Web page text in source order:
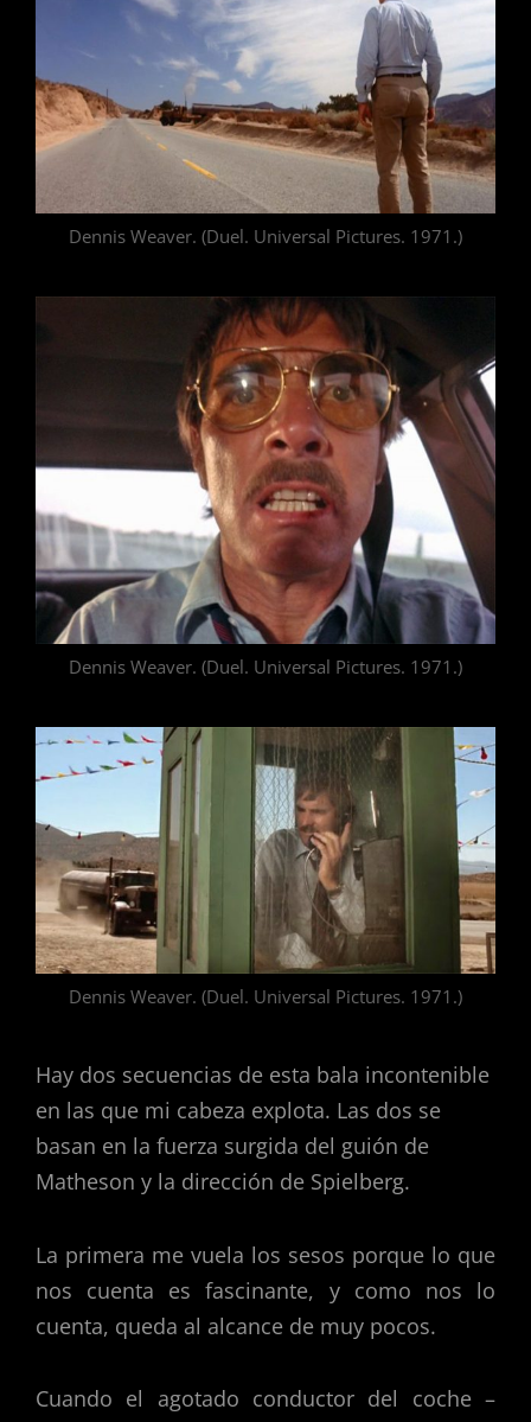
Dennis Weaver. (Duel. Universal Pictures. 1971.)
Dennis Weaver. (Duel. Universal Pictures. 1971.)
Dennis Weaver. (Duel. Universal Pictures. 1971.)
Hay dos secuencias de esta bala incontenible
en las que mi cabeza explota. Las dos se
basan en la fuerza surgida del guión de
Matheson y la dirección de Spielberg.
La primera me vuela los sesos porque lo que
nos cuenta es fascinante, y como nos lo
cuenta, queda al alcance de muy pocos.
Cuando el agotado conductor del coche –